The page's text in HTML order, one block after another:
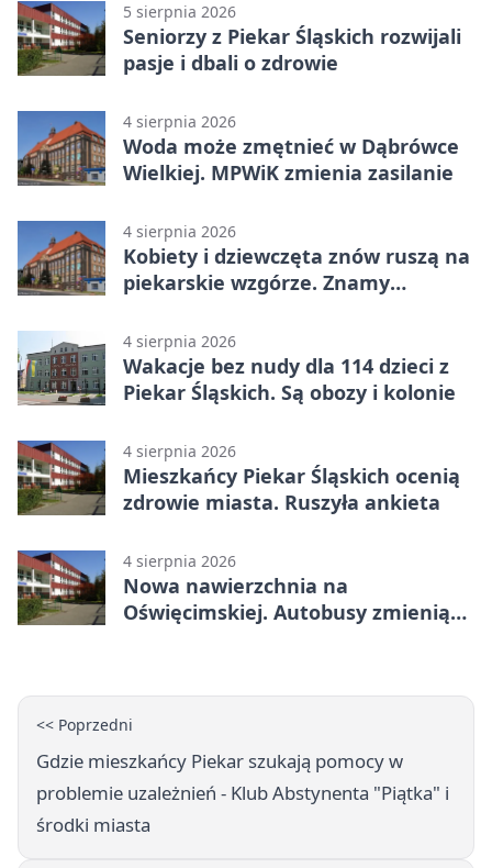
5 sierpnia 2026
Seniorzy z Piekar Śląskich rozwijali
pasje i dbali o zdrowie
4 sierpnia 2026
Woda może zmętnieć w Dąbrówce
Wielkiej. MPWiK zmienia zasilanie
4 sierpnia 2026
Kobiety i dziewczęta znów ruszą na
piekarskie wzgórze. Znamy
4 sierpnia 2026
Wakacje bez nudy dla 114 dzieci z
Piekar Śląskich. Są obozy i kolonie
4 sierpnia 2026
Mieszkańcy Piekar Śląskich ocenią
zdrowie miasta. Ruszyła ankieta
4 sierpnia 2026
Nowa nawierzchnia na
Oświęcimskiej. Autobusy zmienią
<< Poprzedni
Gdzie mieszkańcy Piekar szukają pomocy w
problemie uzależnień - Klub Abstynenta "Piątka" i
środki miasta